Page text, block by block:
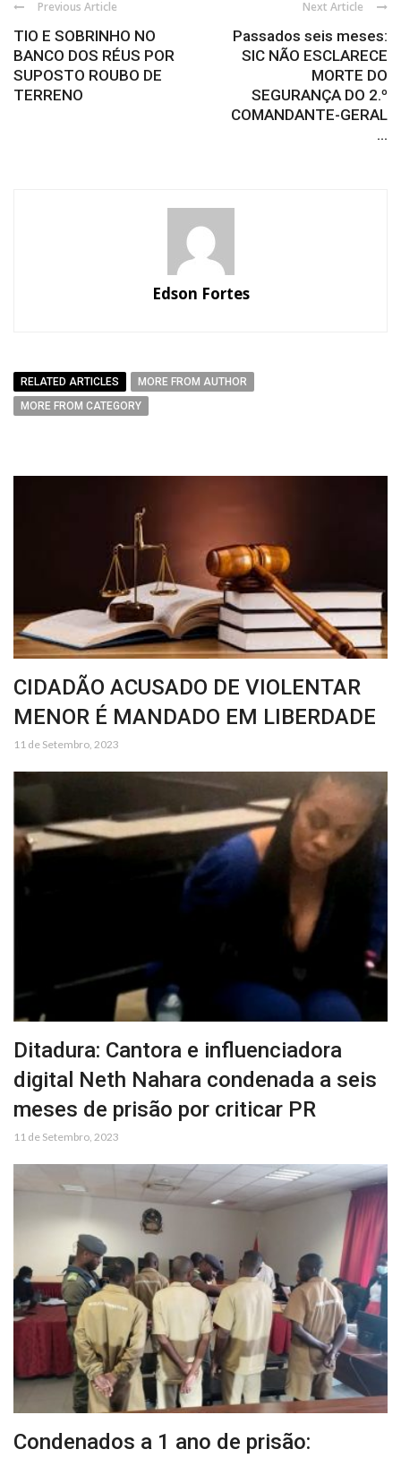
Previous Article
TIO E SOBRINHO NO
BANCO DOS RÉUS POR
SUPOSTO ROUBO DE
TERRENO
Next Article
Passados seis meses:
SIC NÃO ESCLARECE
MORTE DO
SEGURANÇA DO 2.º
COMANDANTE-GERAL
...
Edson Fortes
RELATED ARTICLES
MORE FROM AUTHOR
MORE FROM CATEGORY
CIDADÃO ACUSADO DE VIOLENTAR
MENOR É MANDADO EM LIBERDADE
11 de Setembro, 2023
Ditadura: Cantora e influenciadora
digital Neth Nahara condenada a seis
meses de prisão por criticar PR
11 de Setembro, 2023
Condenados a 1 ano de prisão: